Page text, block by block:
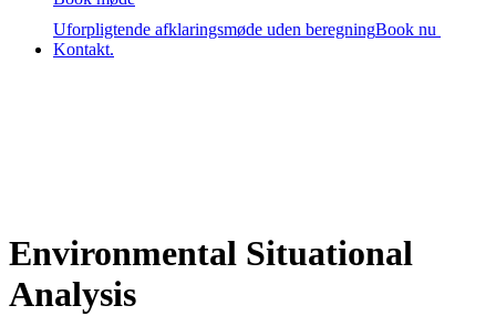
Uforpligtende afklaringsmøde uden beregningBook nu
Kontakt.
Environmental Situational
Analysis